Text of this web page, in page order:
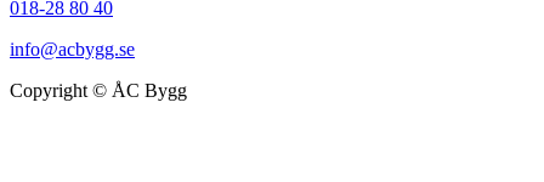
018-28 80 40
info@acbygg.se
Copyright © ÅC Bygg